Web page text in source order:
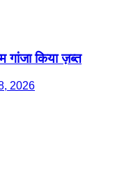
किया ज़ब्त
2026